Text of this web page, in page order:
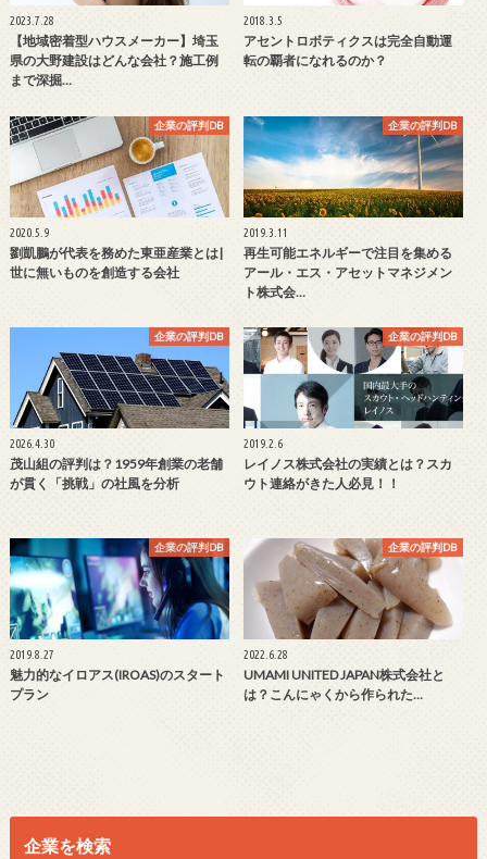
2023.7.28
【地域密着型ハウスメーカー】埼玉
県の大野建設はどんな会社？施工例
まで深掘…
2018.3.5
アセントロボティクスは完全自動運
転の覇者になれるのか？
企業の評判DB
2020.5.9
劉凱鵬が代表を務めた東亜産業とは|
世に無いものを創造する会社
企業の評判DB
2019.3.11
再生可能エネルギーで注目を集める
アール・エス・アセットマネジメン
ト株式会…
企業の評判DB
2026.4.30
茂山組の評判は？1959年創業の老舗
が貫く「挑戦」の社風を分析
企業の評判DB
2019.2.6
レイノス株式会社の実績とは？スカ
ウト連絡がきた人必見！！
企業の評判DB
2019.8.27
魅力的なイロアス(IROAS)のスタート
プラン
企業の評判DB
2022.6.28
UMAMI UNITED JAPAN株式会社と
は？こんにゃくから作られた…
企業を検索